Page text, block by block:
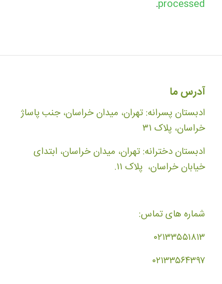
processed
.
آدرس ما
ادبستان پسرانه: تهران، میدان خراسان، جنب پاساژ
خراسان، پلاک ۳۱
ادبستان دخترانه: تهران، میدان خراسان، ابتدای
خیابان خراسان، پلاک ۱۱.
شماره های تماس:
۰۲۱۳۳۵۵۱۸۱۳
۰۲۱۳۳۵۶۴۳۹۷